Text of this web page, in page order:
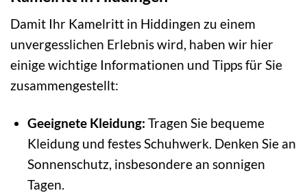
Damit Ihr Kamelritt in Hiddingen zu einem
unvergesslichen Erlebnis wird, haben wir hier
einige wichtige Informationen und Tipps für Sie
zusammengestellt:
Geeignete Kleidung: Tragen Sie bequeme
Kleidung und festes Schuhwerk. Denken Sie an
Sonnenschutz, insbesondere an sonnigen
Tagen.